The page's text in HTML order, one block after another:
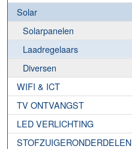
Solar
Solarpanelen
Laadregelaars
Diversen
WIFI & ICT
TV ONTVANGST
LED VERLICHTING
STOFZUIGERONDERDELEN